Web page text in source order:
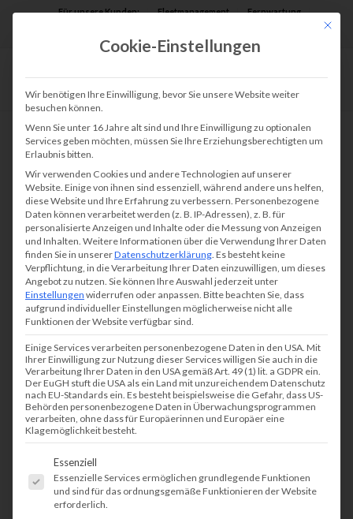
Für unsere Kunden: Fleetmanagement Fernwartung
Kopierer und Drucker
mieten
Unternehmen können bei uns Kopierer und
Drucker mieten bzw. leasen. Dies hat mehrere
Vorteile, denn mit unseren Lösungen für das
Druckmanagementerhalten Sie die absolute
Kostenkontrolle. Sie senken damit nicht nur Ihre
Druckkosten, sondern erhalten eine Rund-um-
Betreuung für Ihre Drucker und Kopierer.
Unsere Kunden sind begeistert, denn im
täglichen Arbeitsalltag sorgen wir dafür, dass Sie
keine Sorgen mehr mit Ihren Druckern und
Kopierern haben.
Mit
Cookie-Einstellungen
Wir benötigen Ihre Einwilligung, bevor Sie unsere Website weiter
besuchen können.
Wenn Sie unter 16 Jahre alt sind und Ihre Einwilligung zu optionalen
Services geben möchten, müssen Sie Ihre Erziehungsberechtigten um
Erlaubnis bitten.
Wir verwenden Cookies und andere Technologien auf unserer
Website. Einige von ihnen sind essenziell, während andere uns helfen,
diese Website und Ihre Erfahrung zu verbessern. Personenbezogene
Daten können verarbeitet werden (z. B. IP-Adressen), z. B. für
personalisierte Anzeigen und Inhalte oder die Messung von Anzeigen
und Inhalten. Weitere Informationen über die Verwendung Ihrer Daten
finden Sie in unsererDatenschutzerklärung. Es besteht keine
Verpflichtung, in die Verarbeitung Ihrer Daten einzuwilligen, um dieses
Angebot zu nutzen. Sie können Ihre Auswahl jederzeit unter
Einstellungen widerrufen oder anpassen. Bitte beachten Sie, dass
aufgrund individueller Einstellungen möglicherweise nicht alle
Funktionen der Website verfügbar sind.
Einige Services verarbeiten personenbezogene Daten in den USA. Mit
Ihrer Einwilligung zur Nutzung dieser Services willigen Sie auch in die
Verarbeitung Ihrer Daten in den USA gemäß Art. 49 (1) lit. a GDPR ein.
Der EuGH stuft die USA als ein Land mit unzureichendem Datenschutz
nach EU-Standards ein. Es besteht beispielsweise die Gefahr, dass US-
Behörden personenbezogene Daten in Überwachungsprogrammen
verarbeiten, ohne dass für Europäerinnen und Europäer eine
Klagemöglichkeit besteht.
Es folgt eine Liste der Service-Gruppen,
Essenziell
Essenzielle Services ermöglichen grundlegende Funktionen
und sind für das ordnungsgemäße Funktionieren der Website
erforderlich.